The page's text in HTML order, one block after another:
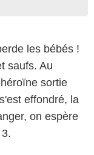
les bébés !
saufs. Au
sortie
effondré, la
on espère